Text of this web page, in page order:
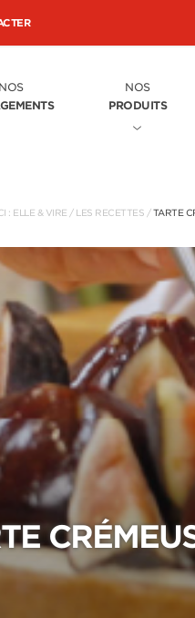
NOS
NOS
PRODUITS
: ELLE & VIRE / LES RECETTES /TARTE